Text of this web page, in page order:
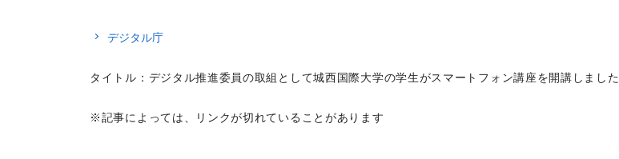
デジタル庁
タイトル：デジタル推進委員の取組として城西国際大学の学生がスマートフォン講座を開講しました
※記事によっては、リンクが切れていることがあります